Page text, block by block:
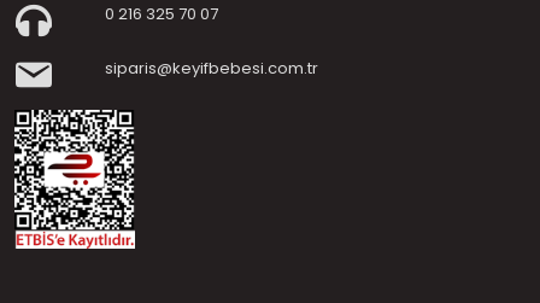
0 216 325 70 07
siparis@keyifbebesi.com.tr